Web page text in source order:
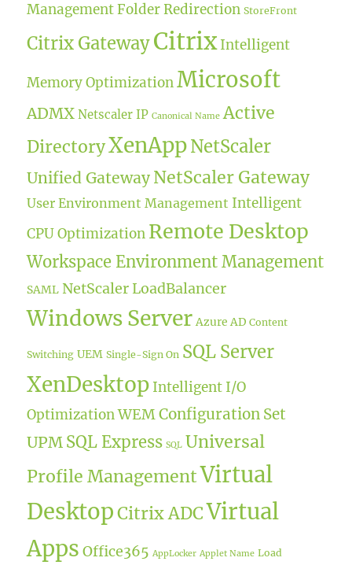
Management Folder Redirection StoreFront
Citrix GatewayCitrix Intelligent
Memory Optimization Microsoft
ADMX Netscaler IP Canonical Name Active
DirectoryXenAppNetScaler
Unified Gateway NetScaler Gateway
User Environment Management Intelligent
CPU Optimization Remote Desktop
Workspace Environment Management
SAML NetScaler LoadBalancer
Windows Server Azure AD Content
Switching UEM Single-Sign On SQL Server
XenDesktop Intelligent I/O
Optimization WEMConfiguration Set
UPM SQL Express SQL Universal
Profile Management Virtual
Desktop Citrix ADC Virtual
Apps Office365 AppLocker Applet Name Load